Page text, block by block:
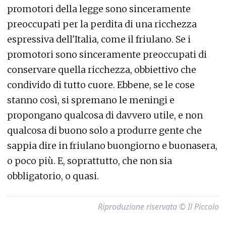
promotori della legge sono sinceramente
preoccupati per la perdita di una ricchezza
espressiva dell'Italia, come il friulano. Se i
promotori sono sinceramente preoccupati di
conservare quella ricchezza, obbiettivo che
condivido di tutto cuore. Ebbene, se le cose
stanno così, si spremano le meningi e
propongano qualcosa di davvero utile, e non
qualcosa di buono solo a produrre gente che
sappia dire in friulano buongiorno e buonasera,
o poco più. E, soprattutto, che non sia
obbligatorio, o quasi.
Riproduzione riservata © Il Piccolo